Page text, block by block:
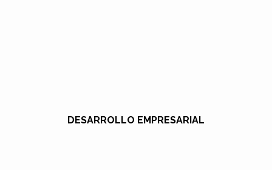
DESARROLLO EMPRESARIAL